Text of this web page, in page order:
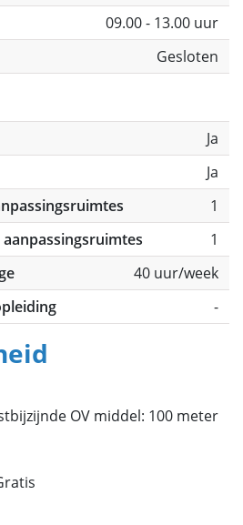
09.00 - 13.00 uur
Gesloten
Ja
Ja
1
1
40 uur/week
-
OV middel: 100 meter